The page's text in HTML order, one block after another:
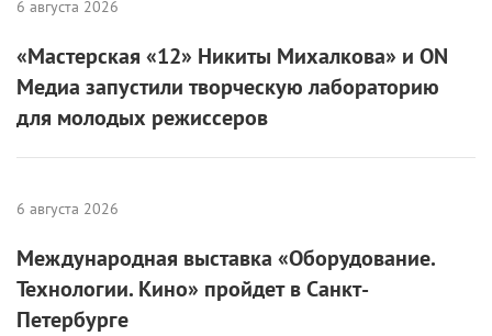
6 августа 2026
«Мастерская «12» Никиты Михалкова» и ON
Медиа запустили творческую лабораторию
для молодых режиссеров
6 августа 2026
Международная выставка «Оборудование.
Технологии. Кино» пройдет в Санкт-
Петербурге